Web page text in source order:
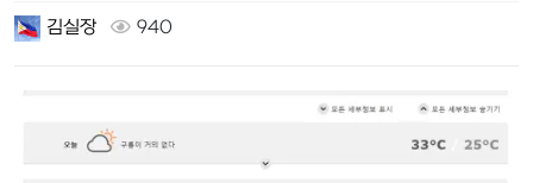
김실장 940